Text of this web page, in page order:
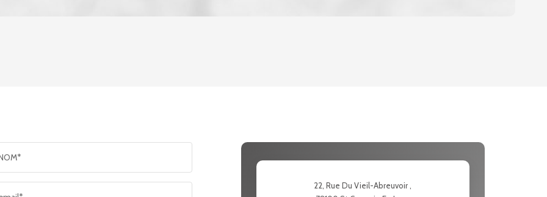
22, Rue Du Vieil-Abreuvoir ,